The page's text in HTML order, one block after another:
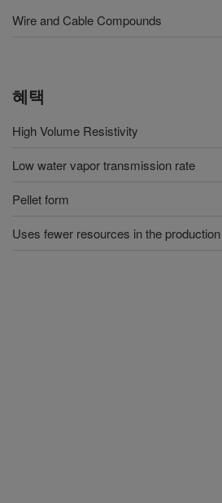
Wire and Cable Compounds
혜택
High Volume Resistivity
Low water vapor transmission rate
Pellet form
Uses fewer resources in the